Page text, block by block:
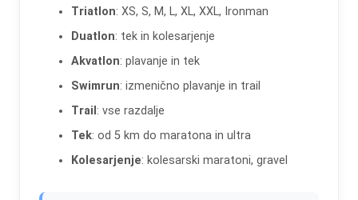
Triatlon: XS, S, M, L, XL, XXL, Ironman
Duatlon: tek in kolesarjenje
Akvatlon: plavanje in tek
Swimrun: izmenično plavanje in trail
Trail : vse razdalje
Tek: od 5 km do maratona in ultra
Kolesarjenje: kolesarski maratoni, gravel